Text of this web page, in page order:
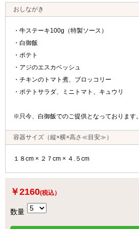
おしながき
・牛ステーキ100g（特製ソース）
・白御飯
・ポテト
・アジのエスカベッシュ
・チキンのトマト煮、ブロッコリー
・ポテトサラダ、ミニトマト、キュウリ
※只今、白御飯でのご提供となっております。
容器サイズ（縦×横×高さ≪目安≫）
１８cm × ２７cm × ４.５cm
￥2160(税込）
数量